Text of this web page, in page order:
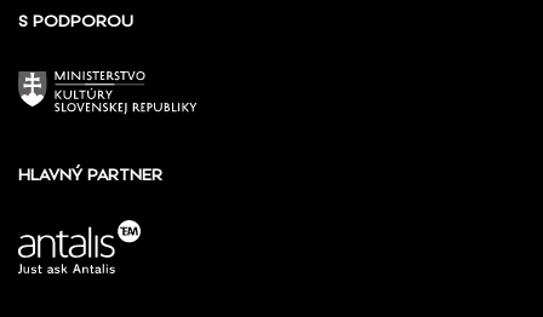
S PODPOROU
HLAVNÝ PARTNER